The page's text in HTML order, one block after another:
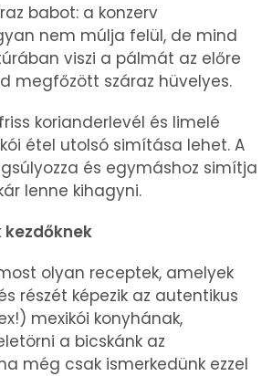
babot: a konzerv
nem múlja felül, de mind
viszi a pálmát az előre
megfőzött száraz hüvelyes.
korianderlevél és limelé
étel utolsó simítása lehet. A
és egymáshoz simítja
lenne kihagyni.
olyan receptek, amelyek
részét képezik az autentikus
mexikói konyhának,
a bicskánk az
még csak ismerkedünk ezzel